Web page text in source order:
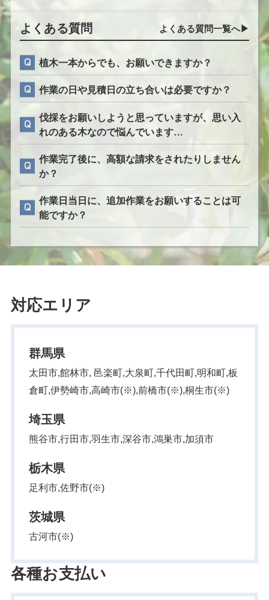
よくある質問 よくある質問一覧へ▶︎
植木一本からでも、お願いできますか？
作業の日や見積日の立ち合いは必要ですか？
伐採をお願いしようと思っていますが、思い入
れのある木なので悩んでいます…
作業完了後に、高額な請求をされたりしません
か？
作業日当日に、追加作業をお願いすることは可
能ですか？
対応エリア
群馬県
太田市,館林市, 邑楽町,大泉町,千代田町,明和町,板
倉町,伊勢崎市,高崎市(※),前橋市(※),桐生市(※)
埼玉県
熊谷市,行田市,羽生市,深谷市,鴻巣市,加須市
栃木県
足利市,佐野市(※)
茨城県
古河市(※)
各種お支払い